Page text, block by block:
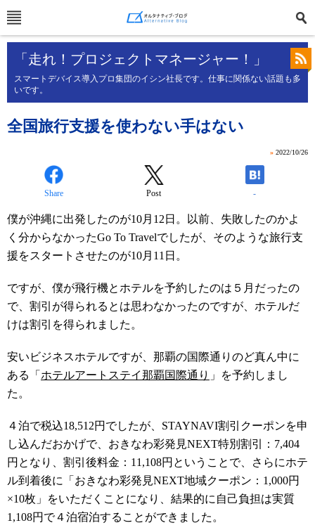
「走れ！プロジェクトマネージャー！」
スマートデバイス導入プロ集団のイシン社長です。仕事に関係ない話題も多
いです。
全国旅行支援を使わない手はない
» 2022/10/26
Share Post -
僕が沖縄に出発したのが10月12日。以前、失敗したのかよ
く分からなかったGo To Travelでしたが、そのような旅行支
援をスタートさせたのが10月11日。
ですが、僕が飛行機とホテルを予約したのは５月だったの
で、割引が得られるとは思わなかったのですが、ホテルだ
けは割引を得られました。
安いビジネスホテルですが、那覇の国際通りのど真ん中に
ある「 ホテルアートステイ那覇国際通り 」を予約しまし
た。
４泊で税込18,512円でしたが、STAYNAVI割引クーポンを申
し込んだおかげで、おきなわ彩発見NEXT特別割引：7,404
円となり、割引後料金：11,108円ということで、さらにホテ
ル到着後に「おきなわ彩発見NEXT地域クーポン：1,000円
×10枚」をいただくことになり、結果的に自己負担は実質
1,108円で４泊宿泊することができました。